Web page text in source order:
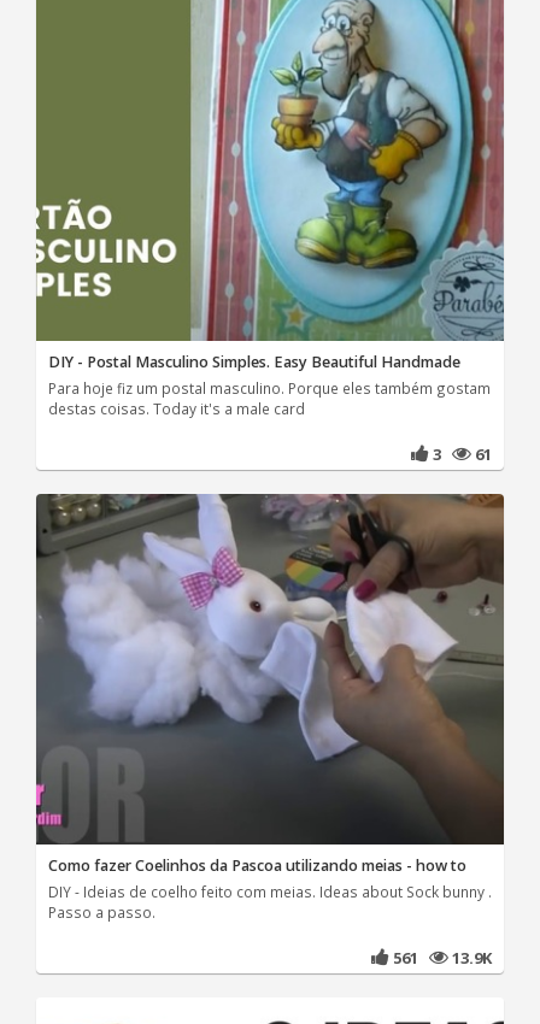
DIY - Postal Masculino Simples. Easy Beautiful Handmade
Para hoje fiz um postal masculino. Porque eles também gostam
destas coisas. Today it's a male card
3 61
Como fazer Coelinhos da Pascoa utilizando meias - how to
DIY - Ideias de coelho feito com meias. Ideas about Sock bunny .
Passo a passo.
561 13.9K